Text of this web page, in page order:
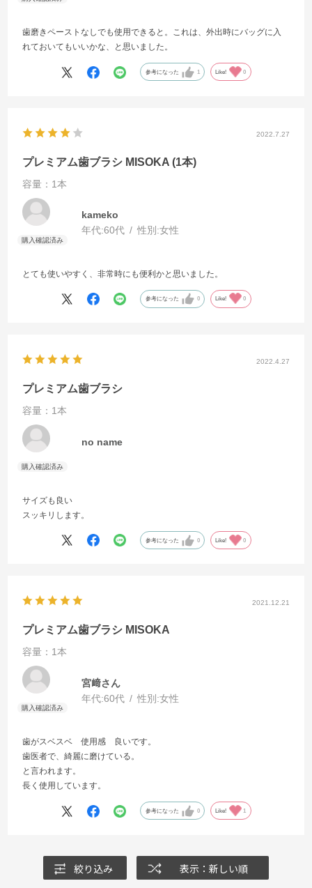
歯磨きペーストなしでも使用できると。これは、外出時にバッグに入
れておいてもいいかな、と思いました。
参考になった 1 Like! 0
2022.7.27
プレミアム歯ブラシ MISOKA (1本)
容量：1本
kameko
年代:60代 性別:女性
とても使いやすく、非常時にも便利かと思いました。
参考になった 0 Like! 0
2022.4.27
プレミアム歯ブラシ
容量：1本
no name
サイズも良い
スッキリします。
参考になった 0 Like! 0
2021.12.21
プレミアム歯ブラシ MISOKA
容量：1本
宮﨑さん
年代:60代 性別:女性
歯がスベスベ 使用感 良いです。
歯医者で、綺麗に磨けている。
と言われます。
長く使用しています。
参考になった 0 Like! 1
絞り込み 表示：新しい順